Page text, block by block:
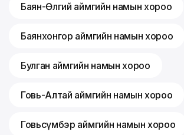
Баян-Өлгий аймгийн намын хороо
Баянхонгор аймгийн намын хороо
Булган аймгийн намын хороо
Говь-Алтай аймгийн намын хороо
Говьсүмбэр аймгийн намын хороо